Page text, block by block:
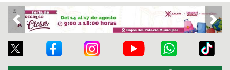
Previous